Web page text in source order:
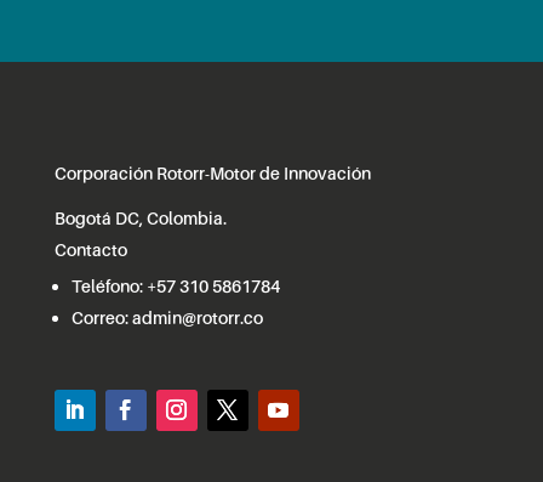
Corporación Rotorr-Motor de Innovación
Bogotá DC, Colombia.
Contacto
Teléfono: +57 310 5861784
Correo:admin@rotorr.co